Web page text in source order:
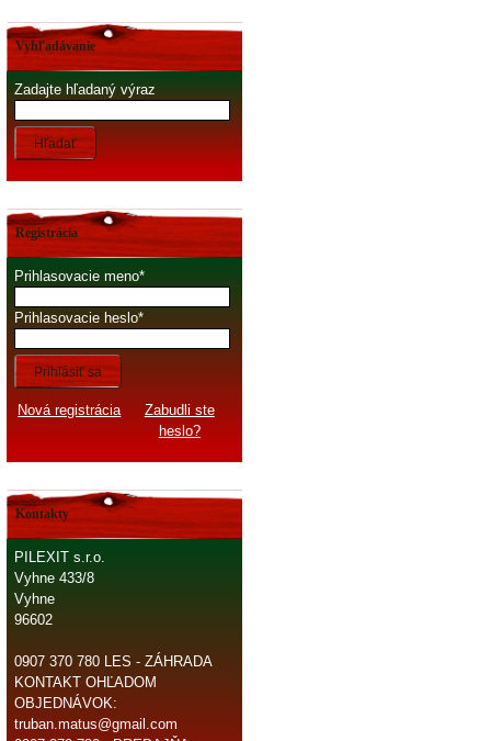
Vyhľadávanie
Zadajte hľadaný výraz
Hľadať
Registrácia
Prihlasovacie meno
Prihlasovacie heslo
Prihlásiť sa
Nová registrácia
Zabudli ste
heslo?
Kontakty
PILEXIT s.r.o.
Vyhne 433/8
Vyhne
96602
0907 370 780 LES - ZÁHRADA
KONTAKT OHĽADOM
OBJEDNÁVOK:
truban.matus@gmail.com